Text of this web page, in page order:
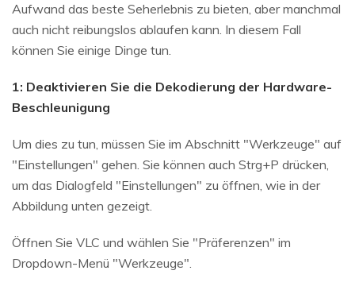
Aufwand das beste Seherlebnis zu bieten, aber manchmal
auch nicht reibungslos ablaufen kann. In diesem Fall
können Sie einige Dinge tun.
1: Deaktivieren Sie die Dekodierung der Hardware-
Beschleunigung
Um dies zu tun, müssen Sie im Abschnitt "Werkzeuge" auf
"Einstellungen" gehen. Sie können auch Strg+P drücken,
um das Dialogfeld "Einstellungen" zu öffnen, wie in der
Abbildung unten gezeigt.
Öffnen Sie VLC und wählen Sie "Präferenzen" im
Dropdown-Menü "Werkzeuge".